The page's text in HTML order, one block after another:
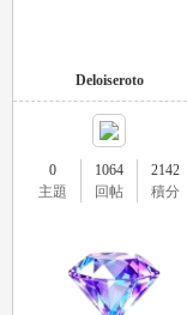
Deloiseroto
0
主題
1064
回帖
2142
積分